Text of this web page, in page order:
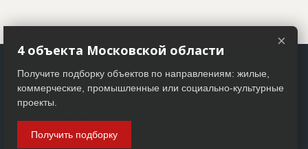
×
4 объекта Московской области
Получите подборку объектов по направлениям: жилые,
коммерческие, промышленные или социально-культурные
проекты.
Получить подборку